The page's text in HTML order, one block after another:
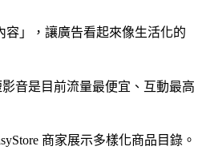
容」，讓廣告看起來像生活化的
影音是目前流量最便宜、互動最高
商家展示多樣化商品目錄。